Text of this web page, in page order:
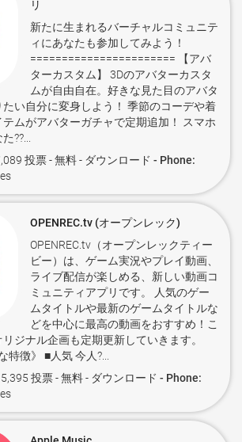
リ
新たに生まれるバーチャルコミュニテ
ィにあなたも参加してみよう！
======================= 【アバ
ターカスタム】 3Dのアバターカスタ
ムが自由自在。好きな見た目のアバタ
い自分に変身しよう！ 季節のコーデや着
テムがアバターガチャで定期追加！ スマホ
??...
投票- 無料 - ダウンロード - Phone:
OPENREC.tv (オープンレック)
OPENREC.tv（オープンレックティー
ビー）は、ゲーム実況やプレイ動画、
ライブ配信が楽しめる、新しい動画コ
ミュニティアプリです。 人気のゲー
ムタイトルや最新のゲームタイトルな
どを中心に最高の動画をおすすめ！こ
ジナル企画も定期更新していきます。
特徴》 ■人気 今人?...
投票- 無料 - ダウンロード - Phone: